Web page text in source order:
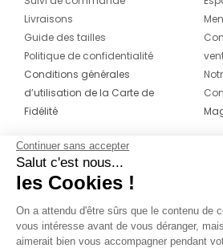
Livraisons
Guide des tailles
Politique de confidentialité
Conditions générales
d’utilisation de la Carte de
Fidélité
CONTACT
04 42 20 78 42
Du lundi au jeudi de 8h30 à 16h30 & le
vendredi de 8h30 à 15h30
Continuer sans accepter
Salut c'est nous...
les Cookies !
On a attendu d'être sûrs que le contenu de
vous intéresse avant de vous déranger,
aimerait bien vous accompagner pendant